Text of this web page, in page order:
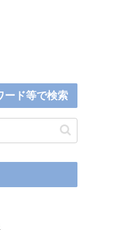
ード等で検索